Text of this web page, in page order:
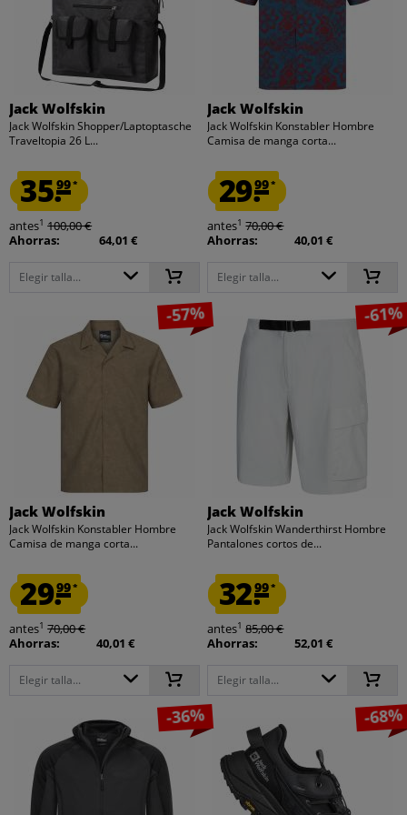
Jack Wolfskin
Jack Wolfskin Shopper/Laptoptasche
Traveltopia 26 L...
35.99*
antes1 100,00 €
Ahorras:
64,01 €
Elegir talla...
Jack Wolfskin
Jack Wolfskin Konstabler Hombre
Camisa de manga corta...
29.99*
antes1 70,00 €
Ahorras:
40,01 €
Elegir talla...
-57%
Jack Wolfskin
Jack Wolfskin Konstabler Hombre
Camisa de manga corta...
29.99*
antes1 70,00 €
Ahorras:
40,01 €
Elegir talla...
-61%
Jack Wolfskin
Jack Wolfskin Wanderthirst Hombre
Pantalones cortos de...
32.99*
antes1 85,00 €
Ahorras:
52,01 €
Elegir talla...
-36% -68%